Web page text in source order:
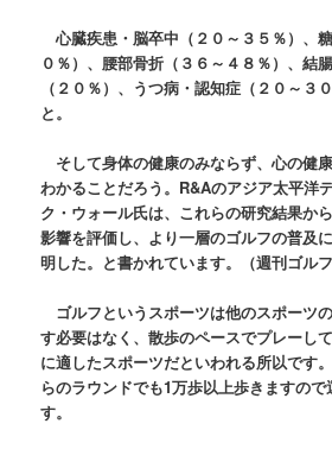
心臓疾患・脳卒中（２０～３５％）、
０％）、腰部骨折（３６～４８％）、結
（２０％）、うつ病・認知症（２０～３
と。
そして身体の健康のみならず、心の健
わかることだろう。R&Aのアジア太平洋
ク・ウォール氏は、これらの研究結果か
影響を評価し、より一層のゴルフの普及
明した。と書かれています。（週刊ゴル
ゴルフというスポーツは他のスポーツ
す必要はなく、散歩のペースでプレーし
に適したスポーツだといわれる所以です
らのラウンドでも1万歩以上歩きますの
す。